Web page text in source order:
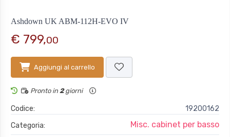
Ashdown UK ABM-112H-EVO IV
€ 799,00
Aggiungi al carrello
Pronto in 2giorni
Codice:
19200162
Categoria:
Misc. cabinet per basso